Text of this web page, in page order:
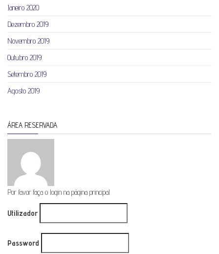
Janeiro 2020
Dezembro 2019
Novembro 2019
Outubro 2019
Setembro 2019
Agosto 2019
ÁREA RESERVADA
Por favor faça o login na página principal.
Utilizador
Password